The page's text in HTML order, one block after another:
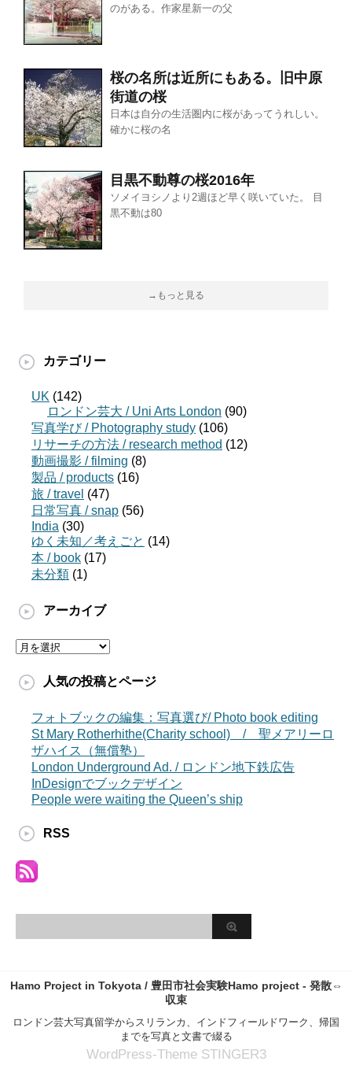
のがある。作家星新一の父
桜の名所は近所にもある。旧中原
街道の桜
日本は自分の生活圏内に桜があってうれしい。
確かに桜の名
目黒不動尊の桜2016年
ソメイヨシノより2週ほど早く咲いていた。 目
黒不動は80
→もっと見る
カテゴリー
UK (142)
ロンドン芸大 / Uni Arts London (90)
写真学び / Photography study (106)
リサーチの方法 / research method (12)
動画撮影 / filming (8)
製品 / products (16)
旅 / travel (47)
日常写真 / snap (56)
India (30)
ゆく未知／考えごと (14)
本 / book (17)
未分類 (1)
アーカイブ
ア
カ
人気の投稿とページ
フォトブックの編集：写真選び/ Photo book editing
St Mary Rotherhithe(Charity school) / 聖メアリーロ
ザハイス（無償塾）
London Underground Ad. / ロンドン地下鉄広告
InDesignでブックデザイン
People were waiting the Queen’s ship
RSS
Hamo Project in Tokyota / 豊田市社会実験Hamo project - 発散⇔
収束
ロンドン芸大写真留学からスリランカ、インドフィールドワーク、帰国
までを写真と文書で綴る
WordPress-Theme STINGER3